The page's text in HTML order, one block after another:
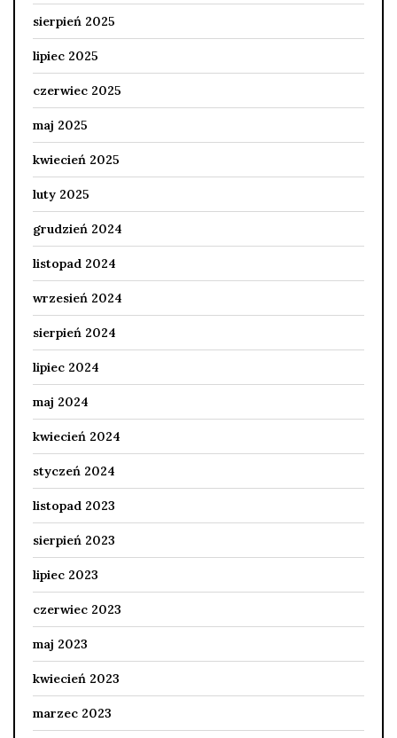
sierpień 2025
lipiec 2025
czerwiec 2025
maj 2025
kwiecień 2025
luty 2025
grudzień 2024
listopad 2024
wrzesień 2024
sierpień 2024
lipiec 2024
maj 2024
kwiecień 2024
styczeń 2024
listopad 2023
sierpień 2023
lipiec 2023
czerwiec 2023
maj 2023
kwiecień 2023
marzec 2023